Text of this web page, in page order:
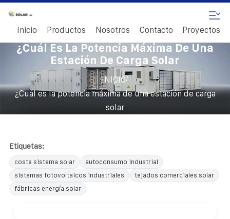
Inicio Productos Nosotros Contacto Proyectos
¿Cuál Es La Potencia Máxima De Una
Estación De Carga Solar
INICIO/
¿Cuál es la potencia máxima de una estación de carga
solar
Etiquetas:
coste sistema solar
autoconsumo industrial
sistemas fotovoltaicos industriales
tejados comerciales solar
fábricas energía solar